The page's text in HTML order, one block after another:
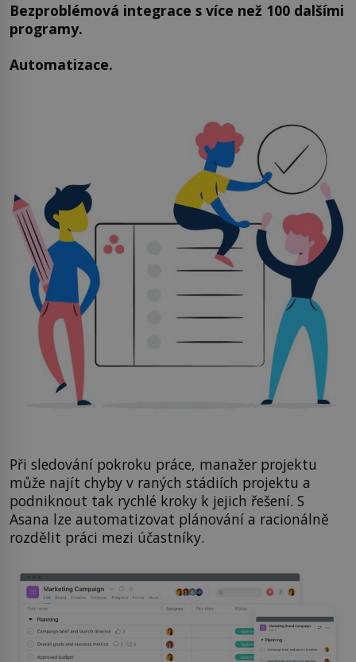
Bezproblémová integrace s více než 100 dalšími
programy.
Automatizace.
Při sledování pokroku práce, manažer projektu
může najít chyby v raných stádiích projektu a
podniknout tak rychlé kroky k jejich řešení. S
Asana lze automatizovat plánování a racionálně
rozdělit práci mezi účastníky.